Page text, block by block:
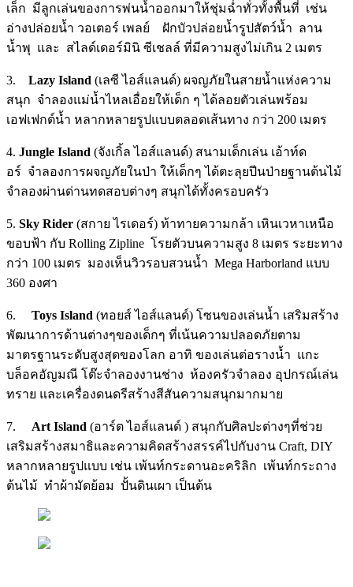
เล็ก มีลูกเล่นของการพ่นน้ำออกมาให้ชุ่มฉ่ำทั่วทั้งพื้นที่ เช่น
อ่างปล่อยน้ำ วอเตอร์ เพลย์ ฝักบัวปล่อยน้ำรูปสัตว์น้ำ ลาน
น้ำพุ และ สไลด์เดอร์มินิ ซีเชลล์ ที่มีความสูงไม่เกิน 2 เมตร
3. Lazy Island (เลซี ไอส์แลนด์) ผจญภัยในสายน้ำแห่งความ
สนุก จำลองแม่น้ำไหลเอื่อยให้เด็ก ๆ ได้ลอยตัวเล่นพร้อม
เอฟเฟกต์น้ำ หลากหลายรูปแบบตลอดเส้นทาง กว่า 200 เมตร
4. Jungle Island (จังเกิ้ล ไอส์แลนด์) สนามเด็กเล่น เอ้าท์ด
อร์ จำลองการผจญภัยในป่า ให้เด็กๆ ได้ตะลุยปีนป่ายฐานต้นไม้
จำลองผ่านด่านทดสอบต่างๆ สนุกได้ทั้งครอบครัว
5. Sky Rider (สกาย ไรเดอร์) ท้าทายความกล้า เหินเวหาเหนือ
ขอบฟ้า กับ Rolling Zipline โรยตัวบนความสูง 8 เมตร ระยะทาง
กว่า 100 เมตร มองเห็นวิวรอบสวนน้ำ Mega Harborland แบบ
360 องศา
6. Toys Island (ทอยส์ ไอส์แลนด์) โซนของเล่นน้ำ เสริมสร้าง
พัฒนาการด้านต่างๆของเด็กๆ ที่เน้นความปลอดภัยตาม
มาตรฐานระดับสูงสุดของโลก อาทิ ของเล่นต่อรางน้ำ แกะ
บล็อคอัญมณี โต๊ะจำลองงานช่าง ห้องครัวจำลอง อุปกรณ์เล่น
ทราย และเครื่องดนดรีสร้างสีสันความสนุกมากมาย
7. Art Island (อาร์ต ไอส์แลนด์ ) สนุกกับศิลปะต่างๆที่ช่วย
เสริมสร้างสมาธิและความคิดสร้างสรรค์ไปกับงาน Craft, DIY
หลากหลายรูปแบบ เช่น เพ้นท์กระดานอะคริลิก เพ้นท์กระถาง
ต้นไม้ ทำผ้ามัดย้อม ปั้นดินเผา เป็นต้น